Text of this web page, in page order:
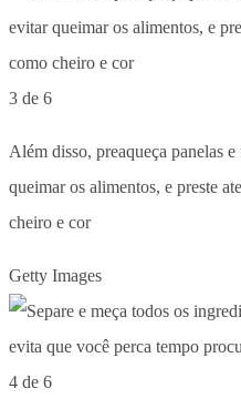
3 de 6
Além disso, preaqueça panelas
queimar os alimentos, e preste
cheiro e cor
Getty Images
4 de 6